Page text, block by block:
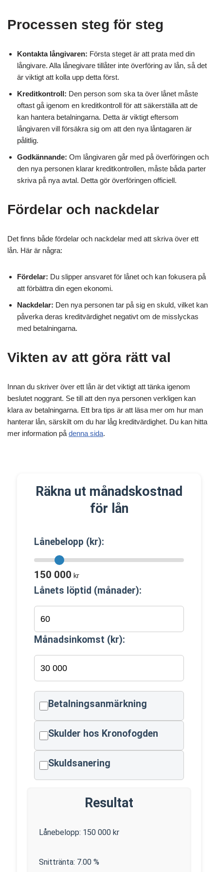
Processen steg för steg
Kontakta långivaren: Första steget är att prata med din
långivare. Alla lånegivare tillåter inte överföring av lån, så det
är viktigt att kolla upp detta först.
Kreditkontroll: Den person som ska ta över lånet måste
oftast gå igenom en kreditkontroll för att säkerställa att de
kan hantera betalningarna. Detta är viktigt eftersom
långivaren vill försäkra sig om att den nya låntagaren är
pålitlig.
Godkännande: Om långivaren går med på överföringen och
den nya personen klarar kreditkontrollen, måste båda parter
skriva på nya avtal. Detta gör överföringen officiell.
Fördelar och nackdelar
Det finns både fördelar och nackdelar med att skriva över ett
lån. Här är några:
Fördelar: Du slipper ansvaret för lånet och kan fokusera på
att förbättra din egen ekonomi.
Nackdelar: Den nya personen tar på sig en skuld, vilket kan
påverka deras kreditvärdighet negativt om de misslyckas
med betalningarna.
Vikten av att göra rätt val
Innan du skriver över ett lån är det viktigt att tänka igenom
beslutet noggrant. Se till att den nya personen verkligen kan
klara av betalningarna. Ett bra tips är att läsa mer om hur man
hanterar lån, särskilt om du har låg kreditvärdighet. Du kan hitta
mer information på denna sida.
Räkna ut månadskostnad
för lån
Lånebelopp (kr):
150 000 kr
Lånets löptid (månader):
Månadsinkomst (kr):
Betalningsanmärkning
Skulder hos Kronofogden
Skuldsanering
Resultat
Lånebelopp: 150 000 kr
Snittränta: 7.00 %